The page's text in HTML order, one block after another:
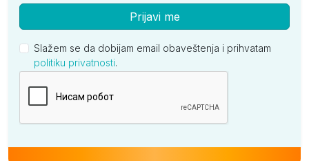
Prijavi me
Slažem se da dobijam email obaveštenja i prihvatam
politiku privatnosti.